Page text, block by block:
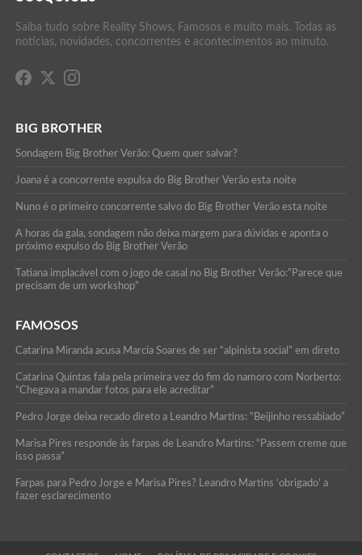
Saiba tudo sobre Reality Shows, Famosos e muito mais. Todas as
notícias, novidades, concorrentes e acontecimentos ao minuto.
BIG BROTHER
Sondagem Big Brother Verão: Quem quer salvar?
Joana é a concorrente expulsa do Big Brother Verão esta noite
Nuno é o primeiro concorrente salvo do Big Brother Verão esta noite
A horas da gala, sondagem não deixa margem para dúvidas e aponta o
próximo expulso do Big Brother Verão
Tatiana implacável com o jogo de casal no Big Brother Verão:”Parece que
precisam de um workshop”
FAMOSOS
Catarina Miranda acusa Marcia Soares de ser “alpinista social” em direto
Catarina Quintas fala pela primeira vez do fim do namoro com Norberto:
“Chegava a mandar fotos para ele acreditar”
Pedro Jorge deixa recado direto a Leandro Martins: “Beijinho ressabiado”
Marisa Pires responde às farpas de Leandro Martins: “Passem creme que
isso passa”
Farpas para Pedro Jorge e Marisa Pires? Leandro Martins ‘obrigado’ a
fazer esclarecimento